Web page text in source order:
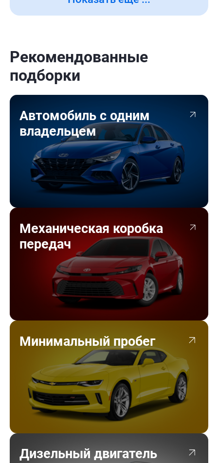
Рекомендованные
подборки
Автомобиль с одним
владельцем
Механическая коробка
передач
Минимальный пробег
Дизельный двигатель